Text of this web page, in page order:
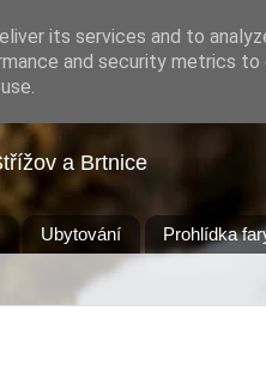
a Brtnice
Ubytování Prohlídka
its services and to
and security metrics